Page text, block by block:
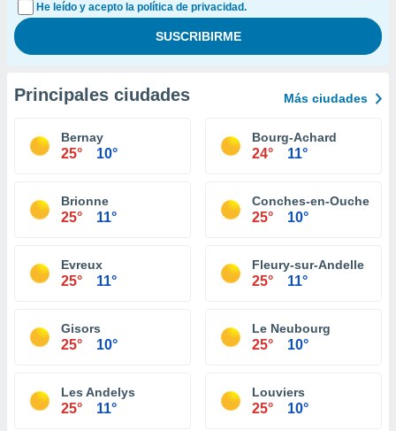
He leído y acepto la política de privacidad.
Principales ciudades Más ciudades
Bernay
25° 10°
Bourg-Achard
24° 11°
Brionne
25° 11°
Conches-en-Ouche
25° 10°
Evreux
25° 11°
Fleury-sur-Andelle
25° 11°
Gisors
25° 10°
Le Neubourg
25° 10°
Les Andelys
25° 11°
Louviers
25° 10°